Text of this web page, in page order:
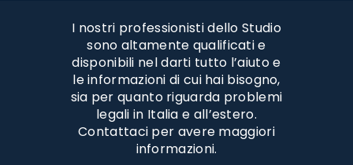
I nostri professionisti dello Studio
sono altamente qualificati e
disponibili nel darti tutto l’aiuto e
le informazioni di cui hai bisogno,
sia per quanto riguarda problemi
legali in Italia e all’estero.
Contattaci per avere maggiori
informazioni.